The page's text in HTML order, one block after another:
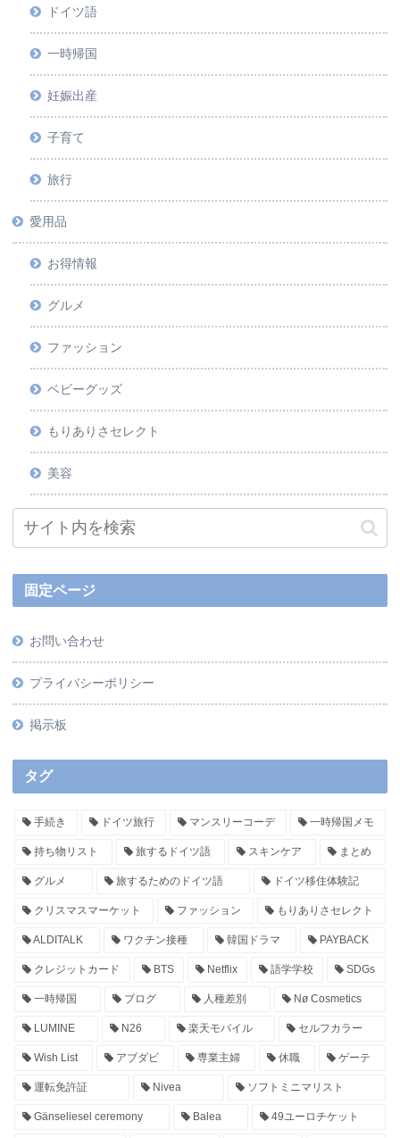
ドイツ語
一時帰国
妊娠出産
子育て
旅行
愛用品
お得情報
グルメ
ファッション
ベビーグッズ
もりありさセレクト
美容
固定ページ
お問い合わせ
プライバシーポリシー
掲示板
タグ
手続き ドイツ旅行 マンスリーコーデ 一時帰国メモ
持ち物リスト 旅するドイツ語 スキンケア まとめ
グルメ 旅するためのドイツ語 ドイツ移住体験記
クリスマスマーケット ファッション もりありさセレクト
ALDITALK ワクチン接種 韓国ドラマ PAYBACK
クレジットカード BTS Netflix 語学学校 SDGs
一時帰国 ブログ 人種差別 Nø Cosmetics
LUMINE N26 楽天モバイル セルフカラー
Wish List アブダビ 専業主婦 休職 ゲーテ
運転免許証 Nivea ソフトミニマリスト
Gänseliesel ceremony Balea 49ユーロチケット